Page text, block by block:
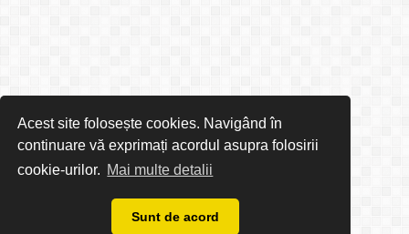
Acest site folosește cookies. Navigând în
continuare vă exprimați acordul asupra folosirii
cookie-urilor. Mai multe detalii
Sunt de acord